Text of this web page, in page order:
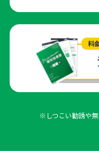
料
※しつこい勧誘や無